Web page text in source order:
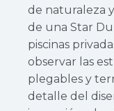
de naturaleza
de una Star
piscinas
observar las
plegables y
detalle del